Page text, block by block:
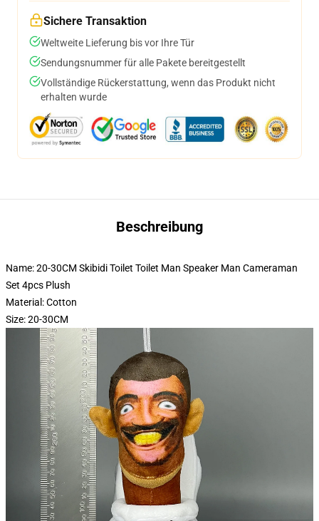
Sichere Transaktion
Weltweite Lieferung bis vor Ihre Tür
Sendungsnummer für alle Pakete bereitgestellt
Vollständige Rückerstattung, wenn das Produkt nicht
erhalten wurde
Beschreibung
Name: 20-30CM Skibidi Toilet Toilet Man Speaker Man Cameraman
Set 4pcs Plush
Material: Cotton
Size: 20-30CM